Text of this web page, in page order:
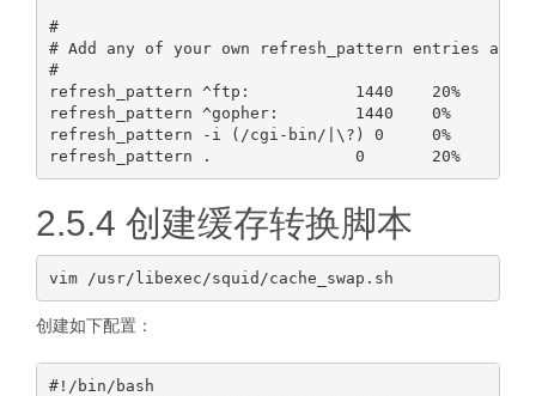
#
# Add any of your own refresh_pattern entries
#
refresh_pattern ^ftp:           1440    20%
refresh_pattern ^gopher:        1440    0%
refresh_pattern -i (/cgi-bin/|\?) 0     0%      0
2.5.4 创建缓存转换脚本
创建如下配置：
#!/bin/bash